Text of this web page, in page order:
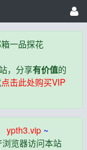
一品探花
，分享有价值的
点击此处购买VIP
ypth3.vip~
览器访问本站